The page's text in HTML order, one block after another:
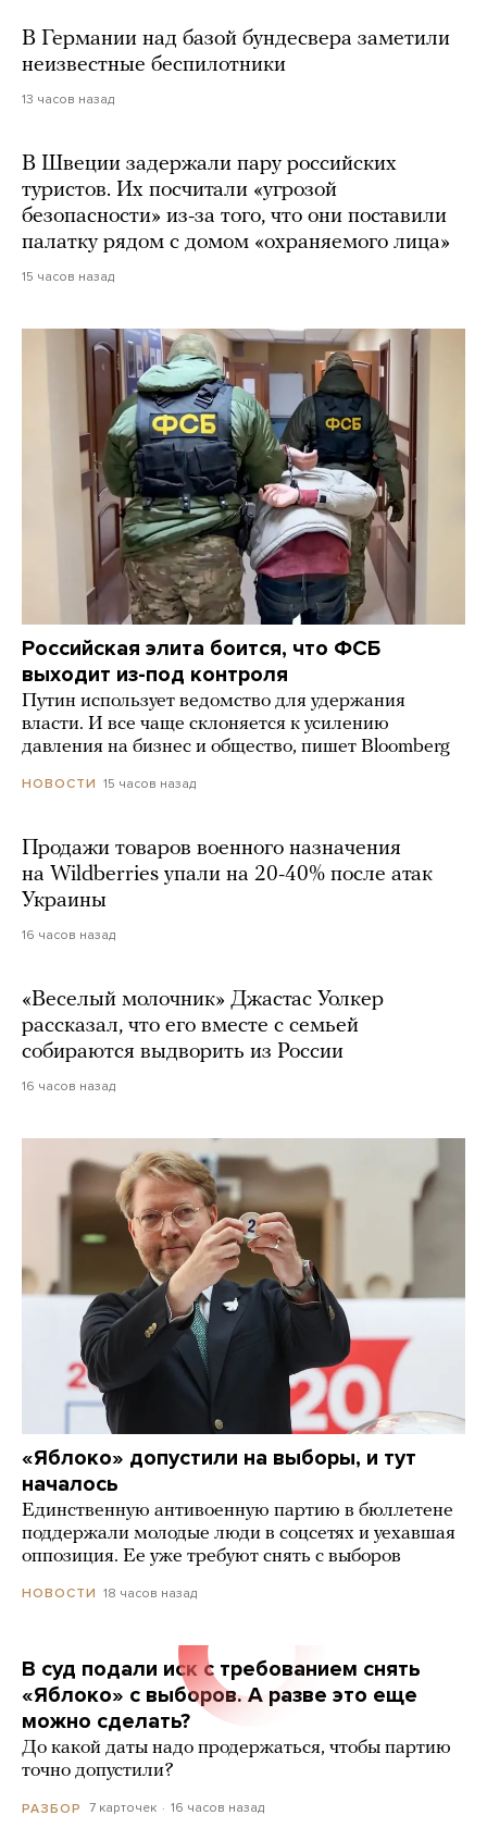
В Германии над базой бундесвера заметили
неизвестные беспилотники
13 часов назад
В Швеции задержали пару российских
туристов. Их посчитали «угрозой
безопасности» из-за того, что они поставили
палатку рядом с домом «охраняемого лица»
15 часов назад
Российская элита боится, что ФСБ
выходит из-под контроля
Путин использует ведомство для удержания
власти. И все чаще склоняется к усилению
давления на бизнес и общество, пишет Bloomberg
НОВОСТИ 15 часов назад
Продажи товаров военного назначения
на Wildberries упали на 20-40% после атак
Украины
16 часов назад
«Веселый молочник» Джастас Уолкер
рассказал, что его вместе с семьей
собираются выдворить из России
16 часов назад
«Яблоко» допустили на выборы, и тут
началось
Единственную антивоенную партию в бюллетене
поддержали молодые люди в соцсетях и уехавшая
оппозиция. Ее уже требуют снять с выборов
НОВОСТИ 18 часов назад
В суд подали иск с требованием снять
«Яблоко» с выборов. А разве это еще
можно сделать?
До какой даты надо продержаться, чтобы партию
точно допустили?
РАЗБОР 7 карточек 16 часов назад